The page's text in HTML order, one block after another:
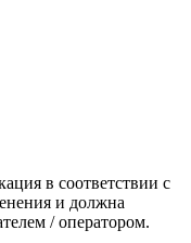
в соответствии с
и должна
/ оператором.